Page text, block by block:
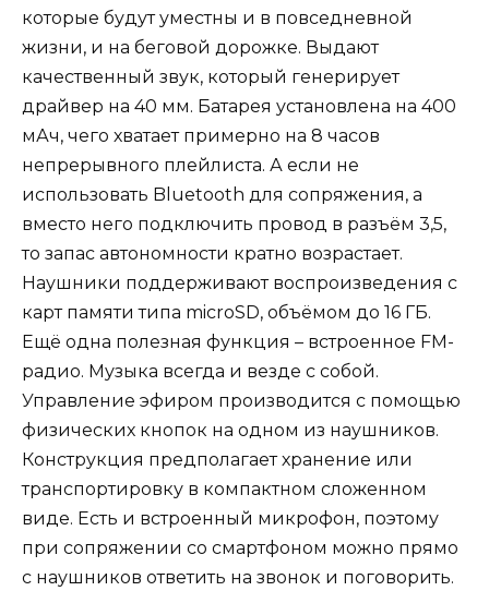
которые будут уместны и в повседневной
жизни, и на беговой дорожке. Выдают
качественный звук, который генерирует
драйвер на 40 мм. Батарея установлена на 400
мАч, чего хватает примерно на 8 часов
непрерывного плейлиста. А если не
использовать Bluetooth для сопряжения, а
вместо него подключить провод в разъём 3,5,
то запас автономности кратно возрастает.
Наушники поддерживают воспроизведения с
карт памяти типа microSD, объёмом до 16 ГБ.
Ещё одна полезная функция – встроенное FM-
радио. Музыка всегда и везде с собой.
Управление эфиром производится с помощью
физических кнопок на одном из наушников.
Конструкция предполагает хранение или
транспортировку в компактном сложенном
виде. Есть и встроенный микрофон, поэтому
при сопряжении со смартфоном можно прямо
с наушников ответить на звонок и поговорить.